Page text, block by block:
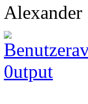
Alexander
0utput